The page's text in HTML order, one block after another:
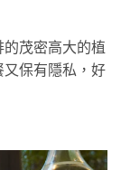
茂密高大的植
保有隱私，好